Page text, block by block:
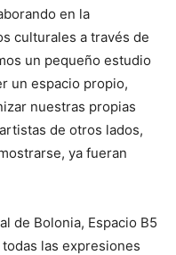
en la
culturales a través de
un pequeño estudio
un espacio propio,
nuestras propias
de otros lados,
ya fueran
de Bolonia, Espacio B5
las expresiones